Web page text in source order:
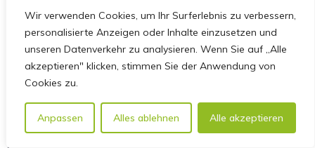
Wir verwenden Cookies, um Ihr Surferlebnis zu verbessern,
personalisierte Anzeigen oder Inhalte einzusetzen und
unseren Datenverkehr zu analysieren. Wenn Sie auf „Alle
akzeptieren" klicken, stimmen Sie der Anwendung von
Cookies zu.
Anpassen Alles ablehnen Alle akzeptieren